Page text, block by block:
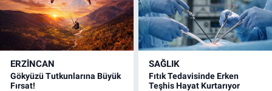
ERZINCAN
Gökyüzü Tutkunlarına Büyük
Fırsat!
SAĞLIK
Fıtık Tedavisinde Erken
Teşhis Hayat Kurtarıyor